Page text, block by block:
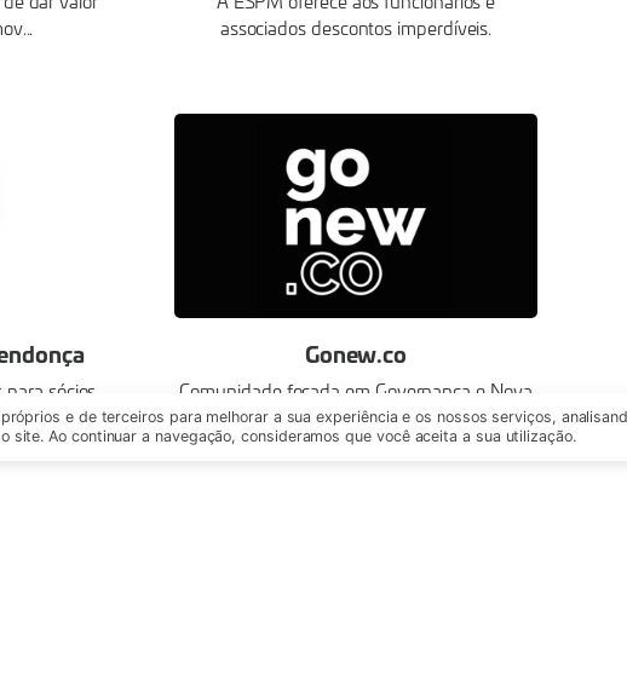
associados descontos imperdíveis.
para sócios
...
Gonew.co
Comunidade focada em Governança e Nova
Economia.
e de terceiros para melhorar a sua experiência e os nossos serviços,
site. Ao continuar a navegação, consideramos que você aceita a sua utilização.